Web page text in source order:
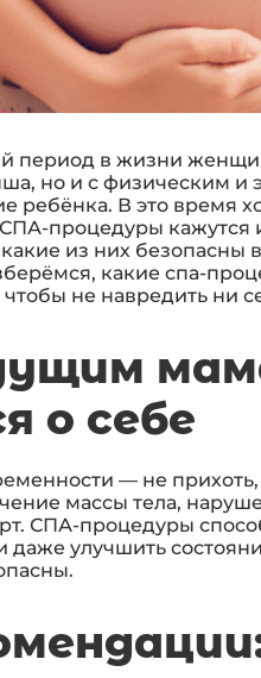
период в жизни
но и с физическим
В это время
процедуры кажутся
из них безопасны
какие спа-
не навредить ни
о себе
— не
массы тела,
СПА-процедуры
даже улучшить